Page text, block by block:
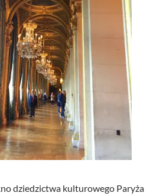
dziedzictwa kulturowego Paryża